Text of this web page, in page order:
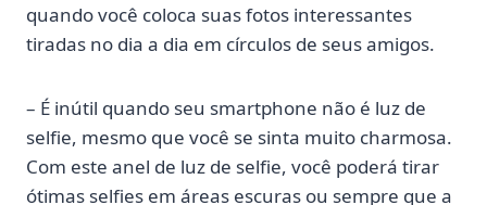
quando você coloca suas fotos interessantes
tiradas no dia a dia em círculos de seus amigos.
– É inútil quando seu smartphone não é luz de
selfie, mesmo que você se sinta muito charmosa.
Com este anel de luz de selfie, você poderá tirar
ótimas selfies em áreas escuras ou sempre que a